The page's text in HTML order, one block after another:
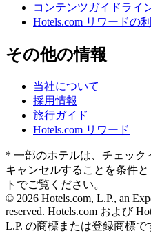
コンテンツガイドライ
Hotels.com リワードの
その他の情報
当社について
採用情報
旅行ガイド
Hotels.com リワード
* 一部のホテルは、チェック
キャンセルすることを条件
トでご覧ください。
© 2026 Hotels.com, L.P., an
reserved. Hotels.com および
L.P. の商標または登録商標で